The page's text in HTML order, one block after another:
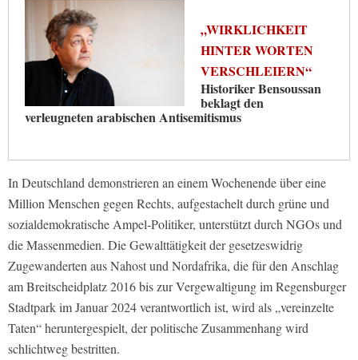
„WIRKLICHKEIT
HINTER WORTEN
VERSCHLEIERN“
Historiker Bensoussan
beklagt den
verleugneten arabischen Antisemitismus
In Deutschland demonstrieren an einem Wochenende über eine
Million Menschen gegen Rechts, aufgestachelt durch grüne und
sozialdemokratische Ampel-Politiker, unterstützt durch NGOs und
die Massenmedien. Die Gewalttätigkeit der gesetzeswidrig
Zugewanderten aus Nahost und Nordafrika, die für den Anschlag
am Breitscheidplatz 2016 bis zur Vergewaltigung im Regensburger
Stadtpark im Januar 2024 verantwortlich ist, wird als „vereinzelte
Taten“ heruntergespielt, der politische Zusammenhang wird
schlichtweg bestritten.